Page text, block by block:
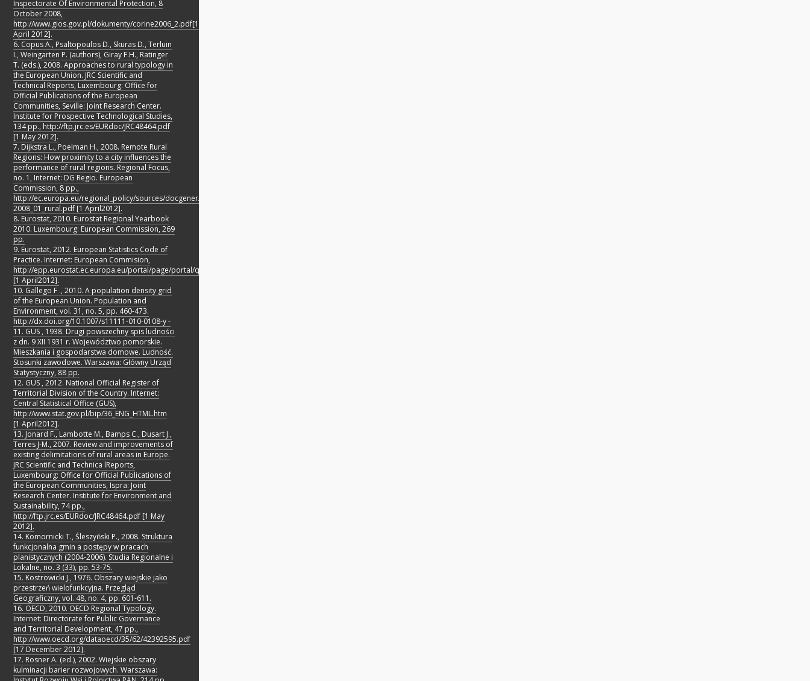
Inspectorate Of Environmental Protection, 8
October 2008,
http://www.gios.gov.pl/dokumenty/corine2006_2.pdf[1
April 2012].
6. Copus A., Psaltopoulos D., Skuras D., Terluin
I., Weingarten P. (authors), Giray F.H., Ratinger
T. (eds.), 2008. Approaches to rural typology in
the European Union. JRC Scientific and
Technical Reports, Luxembourg: Office for
Official Publications of the European
Communities, Seville: Joint Research Center.
Institute for Prospective Technological Studies,
134 pp., http://ftp.jrc.es/EURdoc/JRC48464.pdf
[1 May 2012].
7. Dijkstra L., Poelman H., 2008. Remote Rural
Regions: How proximity to a city influences the
performance of rural regions. Regional Focus,
no. 1, Internet: DG Regio. European
Commission, 8 pp.,
http://ec.europa.eu/regional_policy/sources/docgener/focus/
2008_01_rural.pdf [1 April2012].
8. Eurostat, 2010. Eurostat Regional Yearbook
2010. Luxembourg: European Commission, 269
pp.
9. Eurostat, 2012. European Statistics Code of
Practice. Internet: European Commision,
http://epp.eurostat.ec.europa.eu/portal/page/portal/quality/code_of_practice
[1 April2012].
10. Gallego F ., 2010. A population density grid
of the European Union. Population and
Environment, vol. 31, no. 5, pp. 460-473.
http://dx.doi.org/10.1007/s11111-010-0108-y -
11. GUS , 1938. Drugi powszechny spis ludności
z dn. 9 XII 1931 r. Województwo pomorskie.
Mieszkania i gospodarstwa domowe. Ludność.
Stosunki zawodowe. Warszawa: Główny Urząd
Statystyczny, 88 pp.
12. GUS , 2012. National Official Register of
Territorial Division of the Country. Internet:
Central Statistical Office (GUS),
http://www.stat.gov.pl/bip/36_ENG_HTML.htm
[1 April2012].
13. Jonard F., Lambotte M., Bamps C., Dusart J.,
Terres J-M., 2007. Review and improvements of
existing delimitations of rural areas in Europe.
JRC Scientific and Technica lReports,
Luxembourg: Office for Official Publications of
the European Communities, Ispra: Joint
Research Center. Institute for Environment and
Sustainability, 74 pp.,
http://ftp.jrc.es/EURdoc/JRC48464.pdf [1 May
2012].
14. Komornicki T., Śleszyński P., 2008. Struktura
funkcjonalna gmin a postępy w pracach
planistycznych (2004-2006). Studia Regionalne i
Lokalne, no. 3 (33), pp. 53-75.
15. Kostrowicki J., 1976. Obszary wiejskie jako
przestrzeń wielofunkcyjna. Przegląd
Geograficzny, vol. 48, no. 4, pp. 601-611.
16. OECD, 2010. OECD Regional Typology.
Internet: Directorate for Public Governance
and Territorial Development, 47 pp.,
http://www.oecd.org/dataoecd/35/62/42392595.pdf
[17 December 2012].
17. Rosner A. (ed.), 2002. Wiejskie obszary
kulminacji barier rozwojowych. Warszawa: